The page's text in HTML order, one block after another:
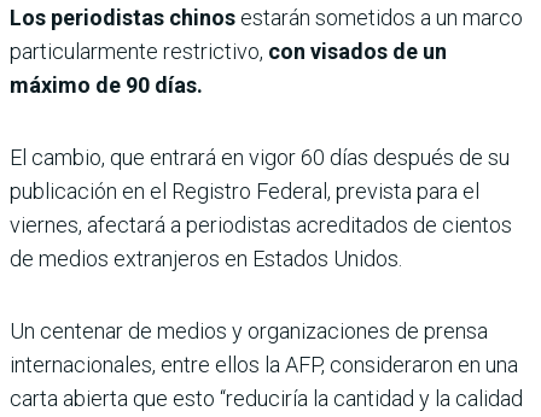
Los periodistas chinos estarán sometidos a un marco
particularmente restrictivo, con visados de un
máximo de 90 días.
El cambio, que entrará en vigor 60 días después de su
publicación en el Registro Federal, prevista para el
viernes, afectará a periodistas acreditados de cientos
de medios extranjeros en Estados Unidos.
Un centenar de medios y organizaciones de prensa
internacionales, entre ellos la AFP, consideraron en una
carta abierta que esto “reduciría la cantidad y la calidad